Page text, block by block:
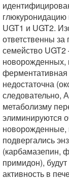
UGT1 и UGT2.
ответственны
семейство
новорожденных,
ферментативная
недостаточна
следовательно,
метаболизму
элиминируются
новорожденные,
подвергались
(карбамазепин,
примидон),
активность в